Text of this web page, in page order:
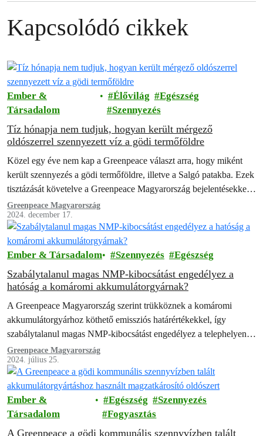
Kapcsolódó cikkek
Ember &
Társadalom
Élővilág
Egészség
Szennyezés
Tíz hónapja nem tudjuk, hogyan került mérgező
oldószerrel szennyezett víz a gödi termőföldre
Közel egy éve nem kap a Greenpeace választ arra, hogy miként
került szennyezés a gödi termőföldre, illetve a Salgó patakba. Ezek
tisztázását követelve a Greenpeace Magyarország bejelentésekkel
fordult a hatóságokhoz.
Greenpeace Magyarország
2024. december 17.
Ember & Társadalom Szennyezés Egészség
Szabálytalanul magas NMP-kibocsátást engedélyez a
hatóság a komáromi akkumulátorgyárnak?
A Greenpeace Magyarország szerint trükköznek a komáromi
akkumulátorgyárhoz köthető emissziós határértékekkel, így
szabálytalanul magas NMP-kibocsátást engedélyez a telephelyen a
hatóság.
Greenpeace Magyarország
2024. július 25.
Ember &
Társadalom
Egészség
Szennyezés
Fogyasztás
A Greenpeace a gödi kommunális szennyvízben talált